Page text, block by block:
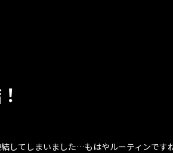
してしまいました…もはやルーティンです